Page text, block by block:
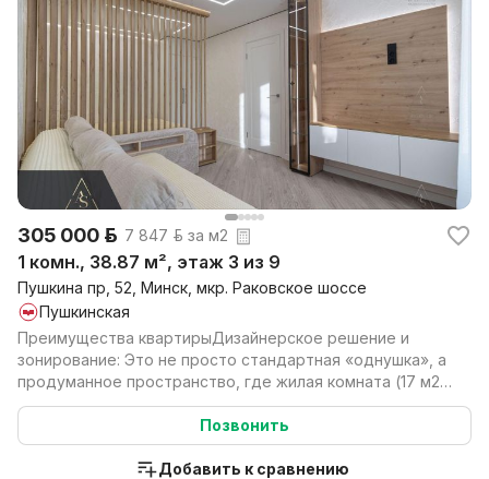
305 000 р. 7 847 р. за м2
1 комн., 38.87 м², этаж 3 из 9
Пушкина пр, 52, Минск, мкр. Раковское шоссе
Пушкинская
Преимущества квартирыДизайнерское решение и
зонирование: Это не просто стандартная «однушка», а
продуманное пространство, где жилая комната (17 м2)
ра...
Позвонить
Добавить к сравнению